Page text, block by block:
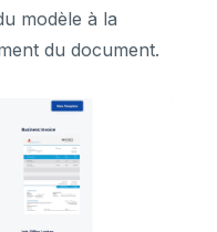
modèle à la
du document.